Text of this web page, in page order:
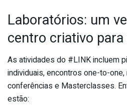
Laboratórios: um
centro criativo
As atividades do #LINK incluem
individuais, encontros one-to-
conferências e Masterclasses.
estão: